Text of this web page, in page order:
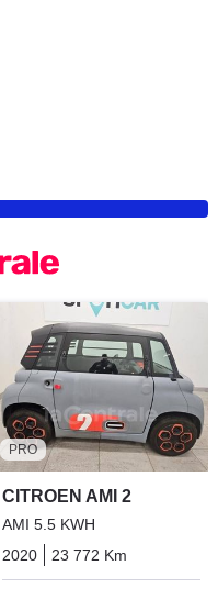
Electric
PRO
CITROEN AMI 2
AMI 5.5 KWH
2020
23 772 Km